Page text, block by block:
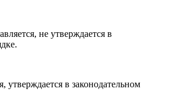
не утверждается в
утверждается в законодательном